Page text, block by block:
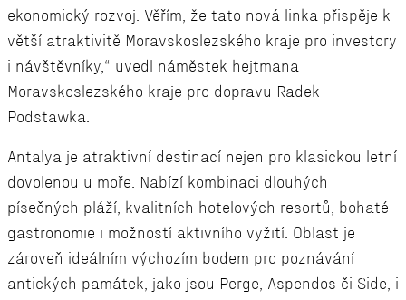
ekonomický rozvoj. Věřím, že tato nová linka přispěje k
větší atraktivitě Moravskoslezského kraje pro investory
i návštěvníky,“ uvedl náměstek hejtmana
Moravskoslezského kraje pro dopravu Radek
Podstawka.
Antalya je atraktivní destinací nejen pro klasickou letní
dovolenou u moře. Nabízí kombinaci dlouhých
písečných pláží, kvalitních hotelových resortů, bohaté
gastronomie i možností aktivního vyžití. Oblast je
zároveň ideálním výchozím bodem pro poznávání
antických památek, jako jsou Perge, Aspendos či Side, i